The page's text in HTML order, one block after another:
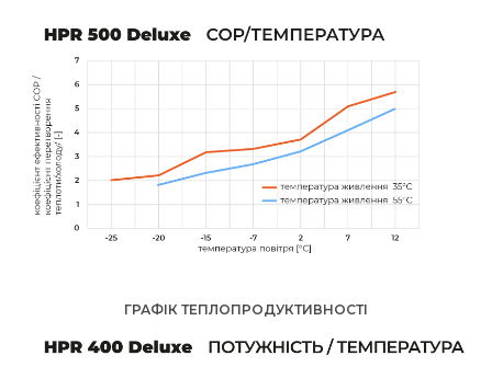
ГРАФІК ТЕПЛОПРОДУКТИВНОСТІ